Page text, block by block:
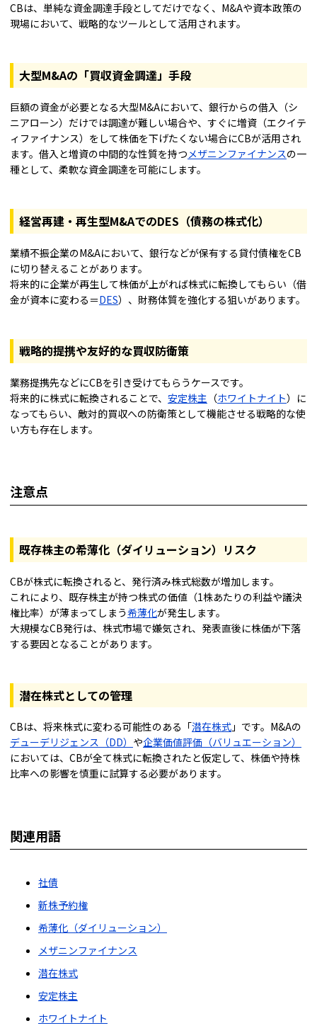
CBは、単純な資金調達手段としてだけでなく、M&Aや資本政策の
現場において、戦略的なツールとして活用されます。
大型M&Aの「買収資金調達」手段
巨額の資金が必要となる大型M&Aにおいて、銀行からの借入（シ
ニアローン）だけでは調達が難しい場合や、すぐに増資（エクイテ
ィファイナンス）をして株価を下げたくない場合にCBが活用され
ます。借入と増資の中間的な性質を持つ メザニンファイナンスの一
種として、柔軟な資金調達を可能にします。
経営再建・再生型M&AでのDES（債務の株式化）
業績不振企業のM&Aにおいて、銀行などが保有する貸付債権をCB
に切り替えることがあります。
将来的に企業が再生して株価が上がれば株式に転換してもらい（借
金が資本に変わる＝DES）、財務体質を強化する狙いがあります。
戦略的提携や友好的な買収防衛策
業務提携先などにCBを引き受けてもらうケースです。
将来的に株式に転換されることで、 安定株主 （ホワイトナイト）に
なってもらい、敵対的買収への防衛策として機能させる戦略的な使
い方も存在します。
注意点
既存株主の希薄化（ダイリューション）リスク
CBが株式に転換されると、発行済み株式総数が増加します。
これにより、既存株主が持つ株式の価値（1株あたりの利益や議決
権比率）が薄まってしまう希薄化が発生します。
大規模なCB発行は、株式市場で嫌気され、発表直後に株価が下落
する要因となることがあります。
潜在株式としての管理
CBは、将来株式に変わる可能性のある「潜在株式 」です。M&Aの
デューデリジェンス（DD） や企業価値評価（バリュエーション）
においては、CBが全て株式に転換されたと仮定して、株価や持株
比率への影響を慎重に試算する必要があります。
関連用語
社債
新株予約権
希薄化（ダイリューション）
メザニンファイナンス
潜在株式
安定株主
ホワイトナイト